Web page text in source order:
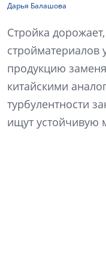
Дарья Балашова
Стройка
стройматериалов
продукцию
китайскими
турбулентности
ищут устойчивую